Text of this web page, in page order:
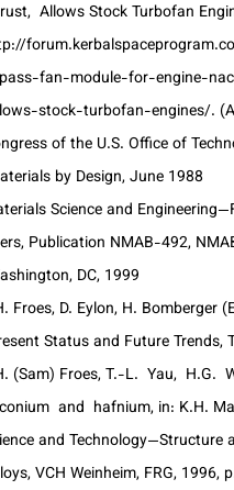
Thrust, Allows Stock Turbofan
http://
bypass-fan-module-for-engine-
allows-stock-turbofan-engines/.
Congress of the U.S. Office of
Materials by Design, June 1988.
Materials Science and
Users, Publication NMAB-492,
Washington, DC, 1999.
F.H. Froes, D. Eylon, H.
Present Status and Future
F.H. (Sam) Froes, T.-L. Yau,
zirconium and hafnium, in: K.H.
Science and
Alloys, VCH Weinheim, FRG,